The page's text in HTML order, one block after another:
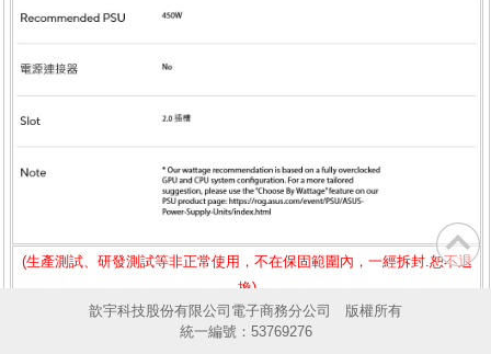
(生產測試、研發測試等非正常使用，不在保固範圍內，一經拆封.恕不退
換)
※實際傳輸速度會因您的系統效能 (EX:硬體、軟體、使用方式...) 而有所
歆宇科技股份有限公司電子商務分公司 版權所有
統一編號：53769276